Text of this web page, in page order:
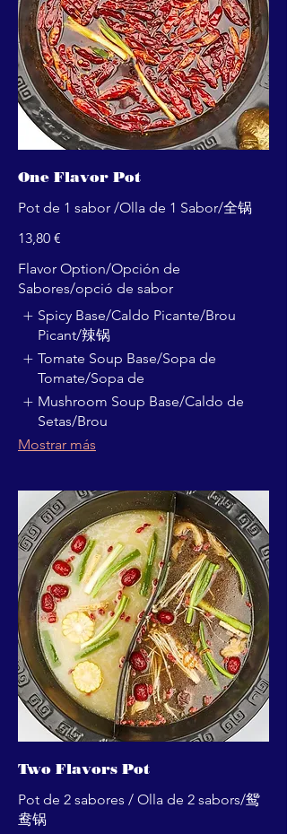
One Flavor Pot
Pot de 1 sabor /Olla de 1 Sabor/全锅
13,80 €
Flavor Option/Opción de
Sabores/opció de sabor
Spicy Base/Caldo Picante/Brou
Picant/辣锅
Tomate Soup Base/Sopa de
Tomate/Sopa de
Mushroom Soup Base/Caldo de
Setas/Brou
Mostrar más
Two Flavors Pot
Pot de 2 sabores / Olla de 2 sabors/鸳
鸯锅